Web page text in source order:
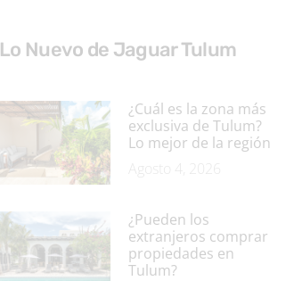
Lo Nuevo de Jaguar Tulum
¿Cuál es la zona más
exclusiva de Tulum?
Lo mejor de la región
Agosto 4, 2026
¿Pueden los
extranjeros comprar
propiedades en
Tulum?